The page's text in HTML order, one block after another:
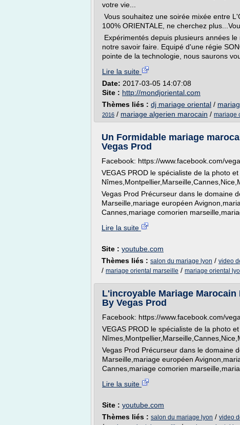
votre vie...
Vous souhaitez une soirée mixée entre
100% ORIENTALE, ne cherchez
Expérimentés depuis plusieurs années
notre savoir faire. Equipé d'une régie
pointe de la technologie, nous saurons
Lire la suite
Date: 2017-03-05 14:07:08
Site : http://mondjoriental.com
Thèmes liés : dj mariage oriental /
2016 / mariage algerien marocain / mariage
Un Formidable mariage
Vegas Prod
Facebook: https://www.facebook.com/
VEGAS PROD le spécialiste de la photo
Vegas Prod Précurseur dans le domaine
Marseille,mariage européen
Cannes,mariage comorien
Lire la suite
Site : youtube.com
Thèmes liés : salon du mariage lyon / video
/ mariage oriental marseille / mariage oriental
L'incroyable Mariage
By Vegas Prod
Facebook: https://www.facebook.com/
VEGAS PROD le spécialiste de la photo
Vegas Prod Précurseur dans le domaine
Marseille,mariage européen
Cannes,mariage comorien
Lire la suite
Site : youtube.com
Thèmes liés : salon du mariage lyon / video